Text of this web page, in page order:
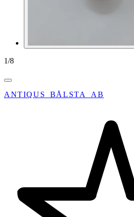
1/8
ANTIQUS_BÅLSTA_AB